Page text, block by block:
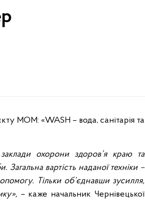
охорони здоров’я краю та
вартість наданої техніки –
Тільки об’єднавши зусилля,
– каже начальник Чернівецької